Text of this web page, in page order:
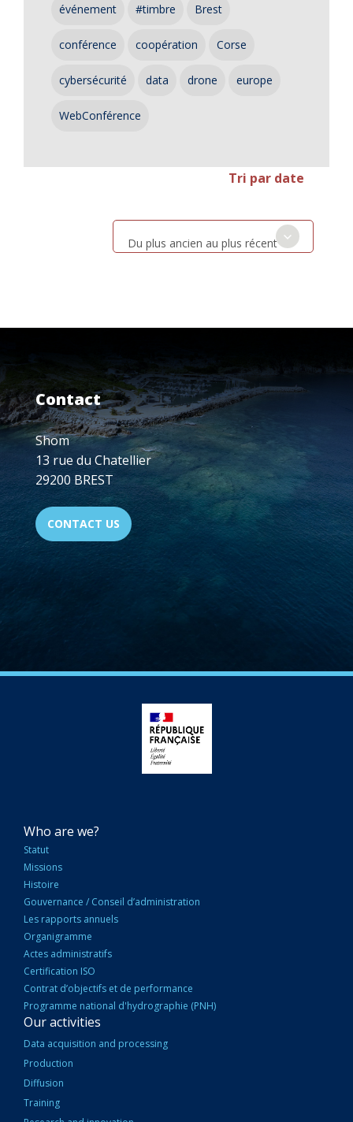
événement #timbre Brest
conférence coopération Corse
cybersécurité data drone europe
WebConférence
Tri par date
Du plus ancien au plus récent
Contact
Shom
13 rue du Chatellier
29200 BREST
CONTACT US
NAVIGATION
PRINCIPALE
Who are we?
Statut
Missions
Histoire
Gouvernance / Conseil d’administration
Les rapports annuels
Organigramme
Actes administratifs
Certification ISO
Contrat d’objectifs et de performance
Programme national d'hydrographie (PNH)
Our activities
Data acquisition and processing
Production
Diffusion
Training